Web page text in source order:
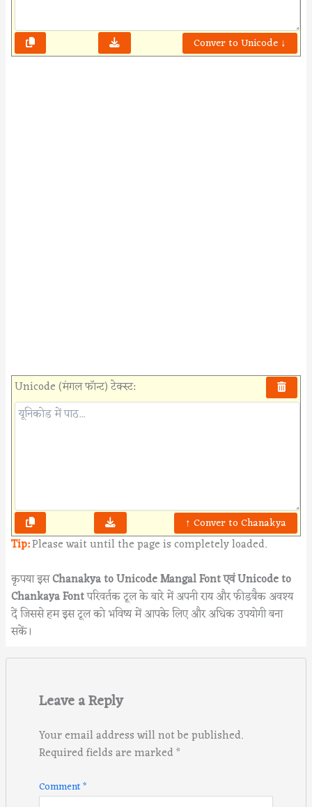
Conver to Unicode ↓
Unicode (मंगल फॉन्ट) टेक्स्ट:
↑ Conver to Chanakya
Tip:Please wait until the page is completely loaded.
कृपया इसChanakya to Unicode Mangal Font एवं Unicode to
Chankaya Fontपरिवर्तक टूल के बारे में अपनी राय और फीडबैक अवश्य
दें जिससे हम इस टूल को भविष्य में आपके लिए और अधिक उपयोगी बना
सकें।
Leave a Reply
Your email address will not be published.
Required fields are marked*
Comment*